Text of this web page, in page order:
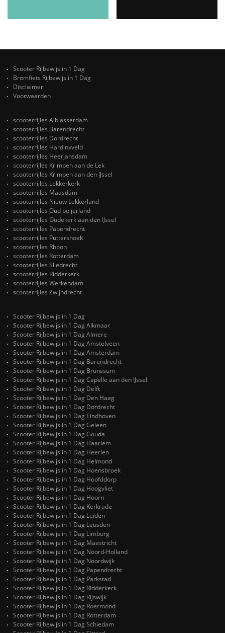
Scooter Rijbewijs in 1 Dag
Bromfiets Rijbewijs in 1 Dag
Disclaimer
Voorwaarden
scooterrijles Alblasserdam
scooterrijles Barendrecht
scooterrijles Dordrecht
scooterrijles Hardinxveld
scooterrijles Heerjansdam
scooterrijles Krimpen aan de Lek
scooterrijles Krimpen aan den IJssel
scooterrijles Lekkerkerk
scooterrijles Maasdam
scooterrijles Nieuw Lekkerland
scooterrijles Oud beijerland
scooterrijles Oudekerk aan den IJssel
scooterrijles Papendrecht
scooterrijles Puttershoek
scooterrijles Rhoon
scooterrijles Rotterdam
scooterrijles Sliedrecht
scooterrijles Ridderkerk
scooterrijles Werkendam
scooterrijles Zwijndrecht
Scooter Rijbewijs in 1 Dag
Scooter Rijbewijs in 1 Dag Alkmaar
Scooter Rijbewijs in 1 Dag Almere
Scooter Rijbewijs in 1 Dag Amstelveen
Scooter Rijbewijs in 1 Dag Amsterdam
Scooter Rijbewijs in 1 Dag Barendrecht
Scooter Rijbewijs in 1 Dag Brunssum
Scooter Rijbewijs in 1 Dag Capelle aan den IJssel
Scooter Rijbewijs in 1 Dag Delft
Scooter Rijbewijs in 1 Dag Den Haag
Scooter Rijbewijs in 1 Dag Dordrecht
Scooter Rijbewijs in 1 Dag Eindhoven
Scooter Rijbewijs in 1 Dag Geleen
Scooter Rijbewijs in 1 Dag Gouda
Scooter Rijbewijs in 1 Dag Haarlem
Scooter Rijbewijs in 1 Dag Heerlen
Scooter Rijbewijs in 1 Dag Helmond
Scooter Rijbewijs in 1 Dag Hoensbroek
Scooter Rijbewijs in 1 Dag Hoofddorp
Scooter Rijbewijs in 1 Dag Hoogvliet
Scooter Rijbewijs in 1 Dag Hoorn
Scooter Rijbewijs in 1 Dag Kerkrade
Scooter Rijbewijs in 1 Dag Leiden
Scooter Rijbewijs in 1 Dag Leusden
Scooter Rijbewijs in 1 Dag Limburg
Scooter Rijbewijs in 1 Dag Maastricht
Scooter Rijbewijs in 1 Dag Noord-Holland
Scooter Rijbewijs in 1 Dag Noordwijk
Scooter Rijbewijs in 1 Dag Papendrecht
Scooter Rijbewijs in 1 Dag Parkstad
Scooter Rijbewijs in 1 Dag Ridderkerk
Scooter Rijbewijs in 1 Dag Rijswijk
Scooter Rijbewijs in 1 Dag Roermond
Scooter Rijbewijs in 1 Dag Rotterdam
Scooter Rijbewijs in 1 Dag Schiedam